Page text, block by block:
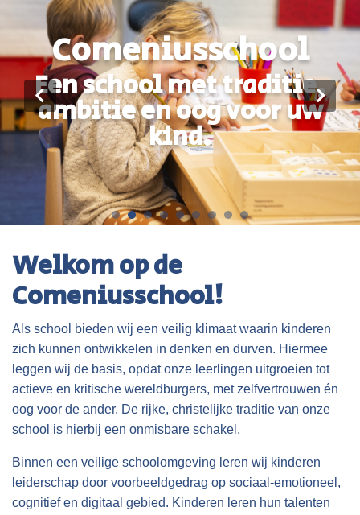
Comeniusschool
Een school met traditie,
ambitie en oog voor uw
kind.
Welkom op de
Comeniusschool!
Als school bieden wij een veilig klimaat waarin kinderen
zich kunnen ontwikkelen in denken en durven. Hiermee
leggen wij de basis, opdat onze leerlingen uitgroeien tot
actieve en kritische wereldburgers, met zelfvertrouwen én
oog voor de ander. De rijke, christelijke traditie van onze
school is hierbij een onmisbare schakel.
Binnen een veilige schoolomgeving leren wij kinderen
leiderschap door voorbeeldgedrag op sociaal-emotioneel,
cognitief en digitaal gebied. Kinderen leren hun talenten